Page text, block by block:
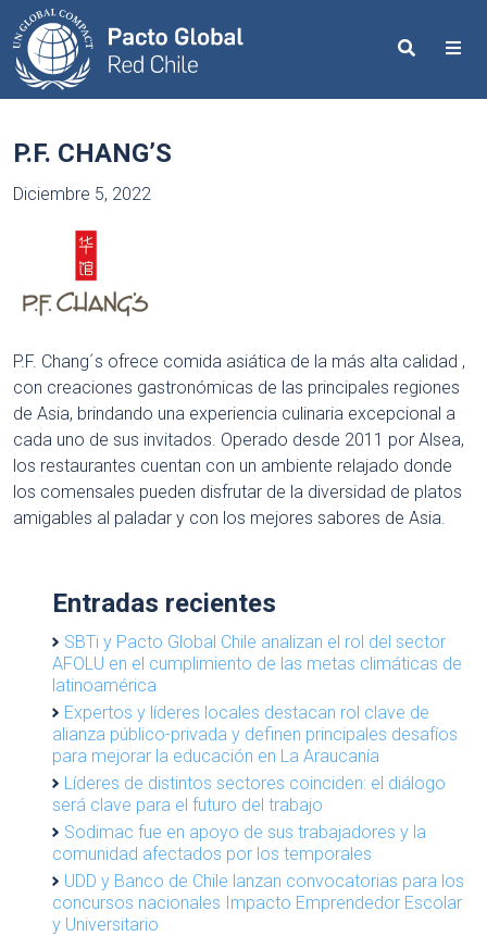
Search
P.F. CHANG’S
Diciembre 5, 2022
P.F. Chang´s ofrece comida asiática de la más alta calidad ,
con creaciones gastronómicas de las principales regiones
de Asia, brindando una experiencia culinaria excepcional a
cada uno de sus invitados. Operado desde 2011 por Alsea,
los restaurantes cuentan con un ambiente relajado donde
los comensales pueden disfrutar de la diversidad de platos
amigables al paladar y con los mejores sabores de Asia.
Entradas recientes
SBTi y Pacto Global Chile analizan el rol del sector
AFOLU en el cumplimiento de las metas climáticas de
latinoamérica
Expertos y líderes locales destacan rol clave de
alianza público-privada y definen principales desafíos
para mejorar la educación en La Araucanía
Líderes de distintos sectores coinciden: el diálogo
será clave para el futuro del trabajo
Sodimac fue en apoyo de sus trabajadores y la
comunidad afectados por los temporales
UDD y Banco de Chile lanzan convocatorias para los
concursos nacionales Impacto Emprendedor Escolar
y Universitario